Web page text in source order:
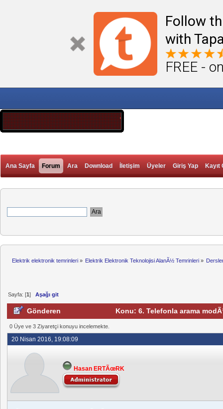
Follow
with
FREE -
Ana Sayfa Forum Ara Download İletişim Üyeler Giriş Yap Kayıt
Elektrik elektronik temrinleri» Elektrik Elektronik Teknolojisi AlanÃ½ Temrinleri »
Sayfa: [1] Aşağı git
Gönderen Konu: 6. Telefonla arama
0 Üye ve 3 Ziyaretçi konuyu incelemekte.
20 Nisan 2016, 19:08:09
Hasan ERTÃœRK